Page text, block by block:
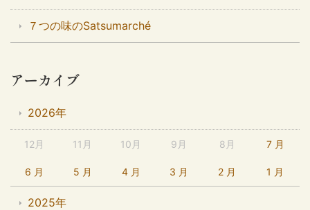
７つの味のSatsumarché
アーカイブ
2026年
12月 11月 10月 9月 8月 7 月
6 月 5 月 4 月 3 月 2 月 1 月
2025年